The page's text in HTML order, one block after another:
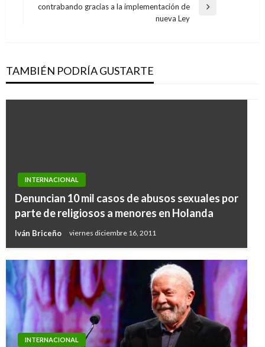
entradas
Entrada
contrabando gracias a la implementación de
nueva Ley
TAMBIÉN PODRÍA GUSTARTE
INTERNACIONAL
Denuncian 10 mil casos de abusos sexuales por
parte de religiosos a menores en Holanda
Iván Briceño viernes diciembre 16, 2011
INTERNACIONAL